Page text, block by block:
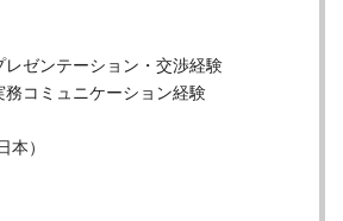
ゼンテーション・交渉経験
コミュニケーション経験
本）